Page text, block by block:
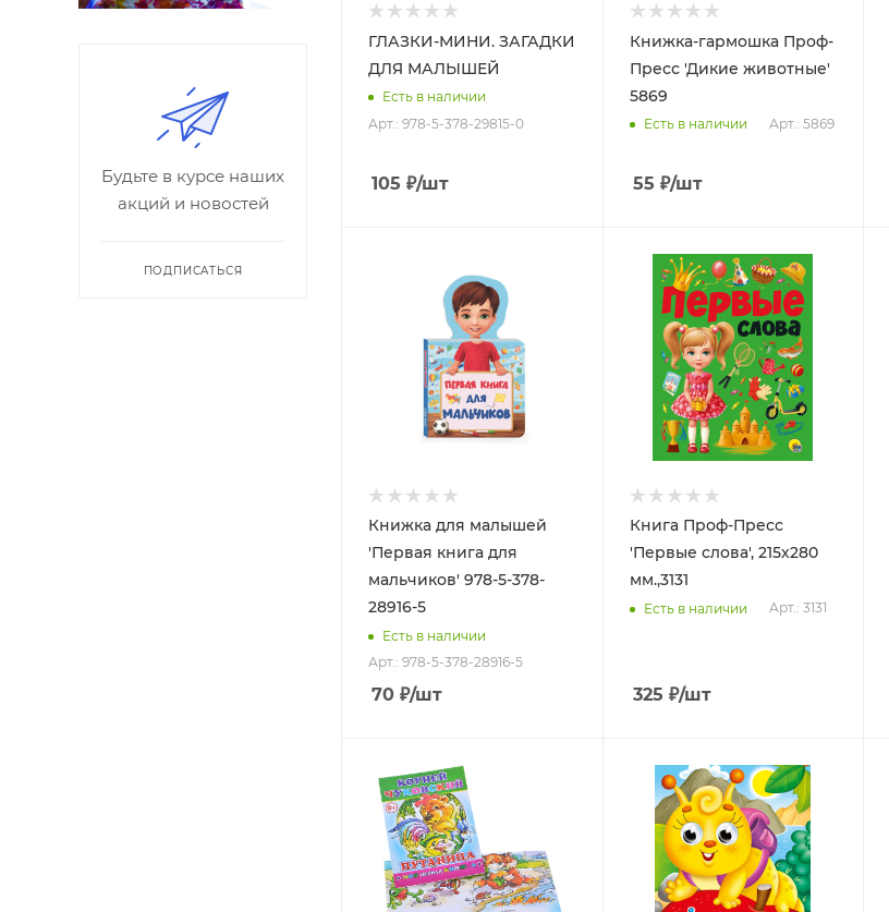
ГЛАЗКИ-МИНИ. ЗАГАДКИ
ДЛЯ МАЛЫШЕЙ
Есть в наличии
Арт.: 978-5-378-29815-0
105 ₽/шт
Книжка-гармошка Проф-
Пресс 'Дикие животные'
5869
Есть в наличии Арт.: 5869
55 ₽/шт
Книжка для малышей
'Первая книга для
мальчиков' 978-5-378-
28916-5
Есть в наличии
Арт.: 978-5-378-28916-5
70 ₽/шт
Книга Проф-Пресс
'Первые слова', 215х280
мм.,3131
Есть в наличии Арт.: 3131
325 ₽/шт
Будьте в курсе наших
акций и новостей
ПОДПИСАТЬСЯ